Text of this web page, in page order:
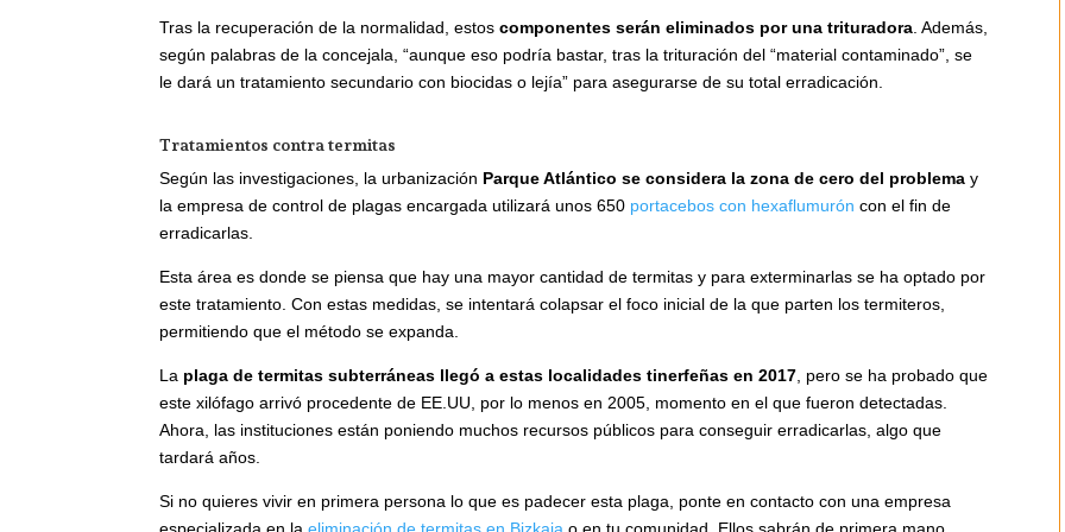
Tras la recuperación de la normalidad, estoscomponentes serán eliminados por una trituradora . Además,
según palabras de la concejala, “aunque eso podría bastar, tras la trituración del “material contaminado”, se
le dará un tratamiento secundario con biocidas o lejía” para asegurarse de su total erradicación.
Tratamientos contra termitas
Según las investigaciones, la urbanización Parque Atlántico se considera la zona de cero del problema y
la empresa de control de plagas encargada utilizará unos 650 portacebos con hexaflumurón con el fin de
erradicarlas.
Esta área es donde se piensa que hay una mayor cantidad de termitas y para exterminarlas se ha optado por
este tratamiento. Con estas medidas, se intentará colapsar el foco inicial de la que parten los termiteros,
permitiendo que el método se expanda.
La plaga de termitas subterráneas llegó a estas localidades tinerfeñas en 2017 , pero se ha probado que
este xilófago arrivó procedente de EE.UU, por lo menos en 2005, momento en el que fueron detectadas.
Ahora, las instituciones están poniendo muchos recursos públicos para conseguir erradicarlas, algo que
tardará años.
Si no quieres vivir en primera persona lo que es padecer esta plaga, ponte en contacto con una empresa